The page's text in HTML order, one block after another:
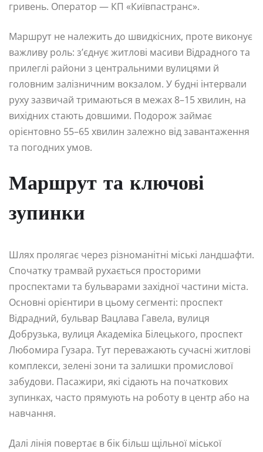
гривень. Оператор — КП «Київпастранс».
Маршрут не належить до швидкісних, проте виконує
важливу роль: з’єднує житлові масиви Відрадного та
прилеглі райони з центральними вулицями й
головним залізничним вокзалом. У будні інтервали
руху зазвичай тримаються в межах 8–15 хвилин, на
вихідних стають довшими. Подорож займає
орієнтовно 55–65 хвилин залежно від завантаження
та погодних умов.
Маршрут та ключові
зупинки
Шлях пролягає через різноманітні міські ландшафти.
Спочатку трамвай рухається просторими
проспектами та бульварами західної частини міста.
Основні орієнтири в цьому сегменті: проспект
Відрадний, бульвар Вацлава Гавела, вулиця
Добрузька, вулиця Академіка Білецького, проспект
Любомира Гузара. Тут переважають сучасні житлові
комплекси, зелені зони та залишки промислової
забудови. Пасажири, які сідають на початкових
зупинках, часто прямують на роботу в центр або на
навчання.
Далі лінія повертає в бік більш щільної міської